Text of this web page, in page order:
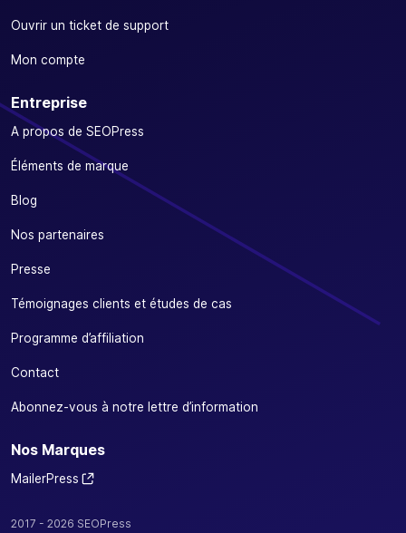
Ouvrir un ticket de support
Mon compte
Entreprise
A propos de SEOPress
Éléments de marque
Blog
Nos partenaires
Presse
Témoignages clients et études de cas
Programme d’affiliation
Contact
Abonnez-vous à notre lettre d’information
Nos Marques
MailerPress
2017 - 2026 SEOPress